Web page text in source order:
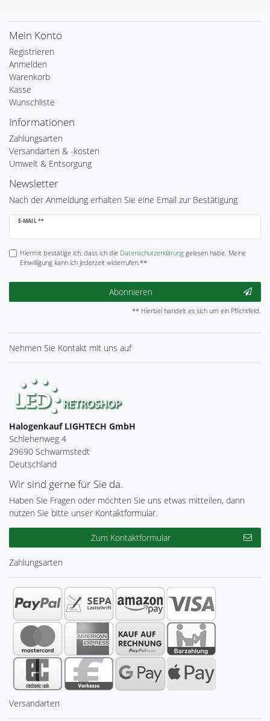
Mein Konto
Registrieren
Anmelden
Warenkorb
Kasse
Wunschliste
Informationen
Zahlungsarten
Versandarten & -kosten
Umwelt & Entsorgung
Newsletter
Nach der Anmeldung erhalten Sie eine Email zur Bestätigung
E-MAIL **
Newsletter
Hiermit bestätige ich, dass ich die Daten­schutz­erklärunggelesen habe. Meine
Einwilligung kann ich jederzeit widerrufen.**
Abonnieren
** Hierbei handelt es sich um ein Pflichtfeld.
Nehmen Sie Kontakt mit uns auf
Halogenkauf LIGHTECH GmbH
Schlehenweg 4
29690 Schwarmstedt
Deutschland
Wir sind gerne für Sie da.
Haben Sie Fragen oder möchten Sie uns etwas mitteilen, dann
nutzen Sie bitte unser Kontaktformular.
Zum Kontaktformular
Zahlungsarten
Versandarten